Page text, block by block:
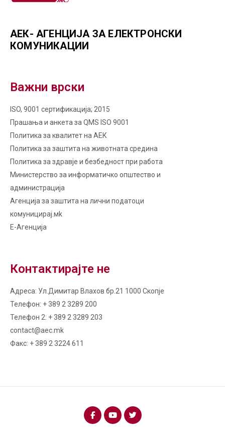
АЕК- АГЕНЦИЈА ЗА ЕЛЕКТРОНСКИ
КОМУНИКАЦИИ
Важни врски
ISO, 9001 сертификација; 2015
Прашања и анкета за QMS ISO 9001
Политика за квалитет на AЕК
Политика за заштита на животната средина
Политика за здравје и безбедност при работа
Министерство за информатичко општество и
администрација
Агенција за заштита на лични податоци
комуницирај.мk
Е-Агенција
Контактирајте не
Адреса: Ул.Димитар Влахов бр.21 1000 Скопје
Телефон: + 389 2 3289 200
Телефон 2: + 389 2 3289 203
contact@aec.mk
Факс: + 389 2 3224 611